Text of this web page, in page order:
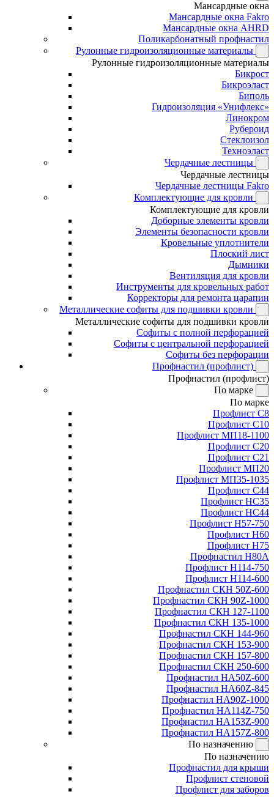
Мансардные окна
Мансардные окна Fakro
Мансардные окна AHRD
Поликарбонатный профнастил
Рулонные гидроизоляционные материалы
Рулонные гидроизоляционные материалы
Бикрост
Бикроэласт
Биполь
Гидроизоляция «Унифлекс»
Линокром
Рубероид
Стеклоизол
Техноэласт
Чердачные лестницы
Чердачные лестницы
Чердачные лестницы Fakro
Комплектующие для кровли
Комплектующие для кровли
Доборные элементы кровли
Элементы безопасности кровли
Кровельные уплотнители
Плоский лист
Дымники
Вентиляция для кровли
Инструменты для кровельных работ
Корректоры для ремонта царапин
Металлические софиты для подшивки кровли
Металлические софиты для подшивки кровли
Софиты с полной перфорацией
Софиты с центральной перфорацией
Софиты без перфорации
Профнастил (профлист)
Профнастил (профлист)
По марке
По марке
Профлист С8
Профлист С10
Профлист МП18-1100
Профлист С20
Профлист С21
Профлист МП20
Профлист МП35-1035
Профлист С44
Профлист НС35
Профлист НС44
Профлист Н57-750
Профлист Н60
Профлист Н75
Профнастил Н80А
Профлист Н114-750
Профлист Н114-600
Профнастил СКН 50Z-600
Профнастил СКН 90Z-1000
Профнастил СКН 127-1100
Профнастил СКН 135-1000
Профнастил СКН 144-960
Профнастил СКН 153-900
Профнастил СКН 157-800
Профнастил СКН 250-600
Профнастил НА50Z-600
Профнастил НА60Z-845
Профнастил НА90Z-1000
Профнастил НА114Z-750
Профнастил НА153Z-900
Профнастил НА157Z-800
По назначению
По назначению
Профнастил для крыши
Профлист стеновой
Профлист для заборов